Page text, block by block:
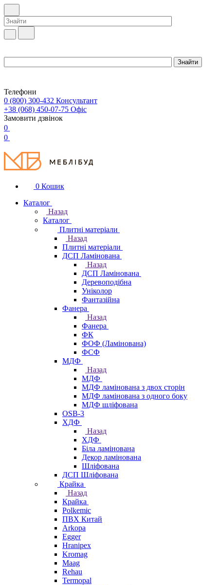
Телефони
0 (800) 300-432 Консультант
+38 (068) 450-07-75 Офіс
Замовити дзвінок
0
0
0 Кошик
Каталог
Назад
Каталог
Плитні матеріали
Назад
Плитні матеріали
ДСП Ламінована
Назад
ДСП Ламінована
Деревоподібна
Уніколор
Фантазійна
Фанера
Назад
Фанера
ФК
ФОФ (Ламінована)
ФСФ
МДФ
Назад
МДФ
МДФ ламінована з двох сторін
МДФ ламінована з одного боку
МДФ шліфована
OSB-3
ХДФ
Назад
ХДФ
Біла ламінована
Декор ламінована
Шліфована
ДСП Шліфована
Крайка
Назад
Крайка
Polkemic
ПВХ Китай
Arkopa
Egger
Hranipex
Kromag
Maag
Rehau
Termopal